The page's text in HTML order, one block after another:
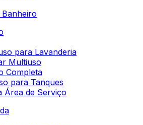
para Lavanderia
Multiuso
Completa
para Tanques
Área de Serviço